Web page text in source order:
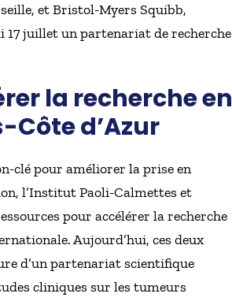
et Bristol-Myers Squibb,
17 juillet un partenariat de recherche
la recherche en
d’Azur
clé pour améliorer la prise en
l’Institut Paoli-Calmettes et
pour accélérer la recherche
Aujourd’hui, ces deux
d’un partenariat scientifique
cliniques sur les tumeurs